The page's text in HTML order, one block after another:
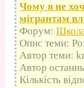
Чому я не
мігрантам
Форум:
Опис теми:
Автор теми:
Автор
Кількість